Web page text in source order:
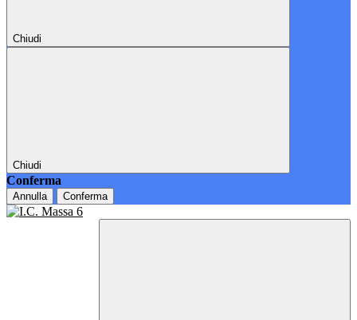
Chiudi
Chiudi
Conferma
Annulla Conferma